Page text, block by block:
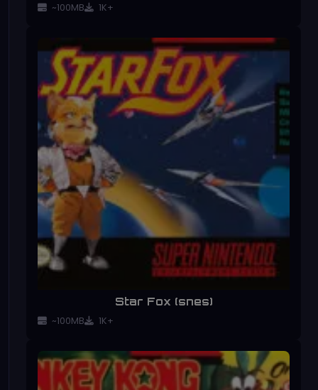
~100MB 1K+
Star Fox (snes)
~100MB 1K+